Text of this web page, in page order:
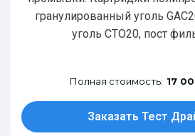
гранулированный уголь
уголь CTO20, пост
Полная стоимость: 17
Заказать Тест